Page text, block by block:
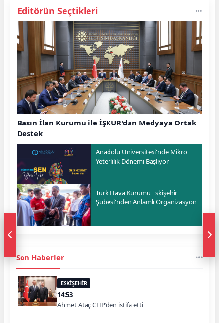
Editörün Seçtikleri
Basın İlan Kurumu ile İŞKUR'dan Medyaya Ortak
Destek
Anadolu Üniversitesi'nde Mikro
Yeterlilik Dönemi Başlıyor
Türk Hava Kurumu Eskişehir
Şubesi'nden Anlamlı Organizasyon
Son Haberler
ESKİŞEHİR
14:53
Ahmet Ataç CHP’den istifa etti